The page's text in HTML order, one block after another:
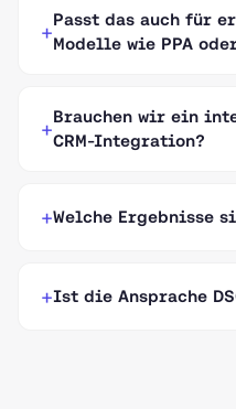
Passt das auch für
Modelle wie PPA
Brauchen wir ein
CRM-Integration?
Welche Ergebnisse
Ist die Ansprache